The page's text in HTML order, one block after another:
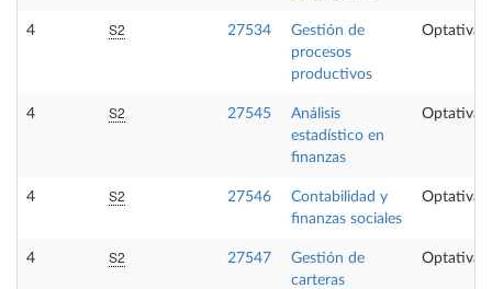
4 S2 27534
Gestión de
procesos
productivos
Optativa
4 S2 27545
Análisis
estadístico en
finanzas
Optativa
4 S2 27546
Contabilidad y
finanzas sociales
Optativa
4 S2 27547
Gestión de
carteras
Optativa